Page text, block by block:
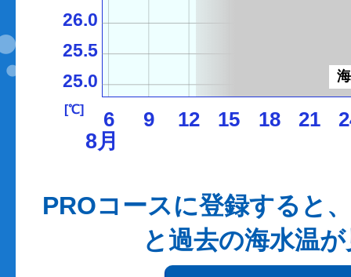
6 9 12 15 18 21
25.0
25.5
26.0
[℃]
8月
PROコースに登録すると
と過去の海水温